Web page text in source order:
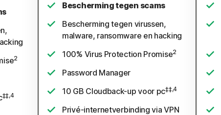
2
‡‡,4
Bescherming tegen scams
Bescherming tegen virussen,
malware, ransomware en hacking
100% Virus Protection Promise2
Password Manager
10 GB Cloudback-up voor pc‡‡,4
Privé-internetverbinding via VPN